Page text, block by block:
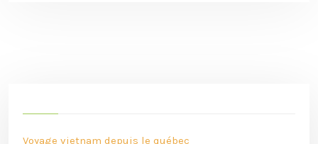
Voyage vietnam depuis le québec